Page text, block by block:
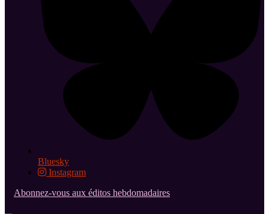
Bluesky
Instagram
Abonnez-vous aux éditos hebdomadaires